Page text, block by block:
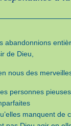
abandonnions
de Dieu,
nous des
personnes pieuses
manquent de